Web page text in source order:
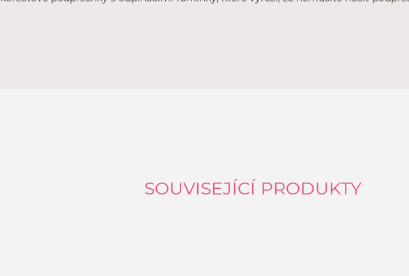
SOUVISEJÍCÍ PRODUKTY